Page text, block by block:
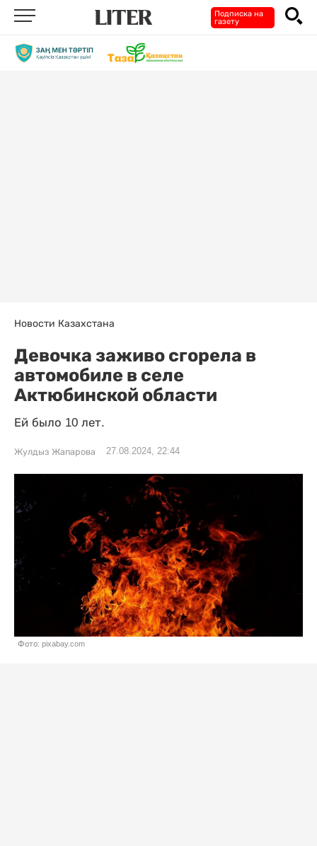
Подписка на
газету
Новости Казахстана
Девочка заживо сгорела в
автомобиле в селе
Актюбинской области
Ей было 10 лет.
Жулдыз Жапарова 27.08.2024, 22:44
Фото: pixabay.com